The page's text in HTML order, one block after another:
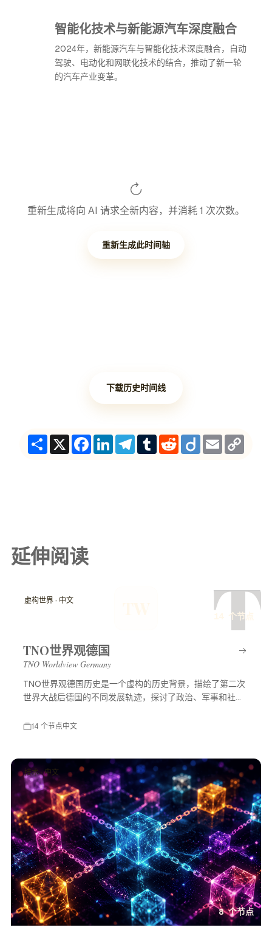
智能化技术与新能源汽车深度融合
2024年，新能源汽车与智能化技术深度融合，自动
驾驶、电动化和网联化技术的结合，推动了新一轮
的汽车产业变革。
重新生成将向 AI 请求全新内容，并消耗 1 次次数。
重新生成此时间轴
下载历史时间线
ShareX Facebook
LinkedInTelegram
TumblrRedditDiigoEmail
延伸阅读
T
虚构世界 · 中文
14 个节点
TNO世界观德国
TNO Worldview Germany
TNO世界观德国历史是一个虚构的历史背景，描绘了第二次
世界大战后德国的不同发展轨迹，探讨了政治、军事和社会
14 个节点中文
技术 · 中文
8 个节点